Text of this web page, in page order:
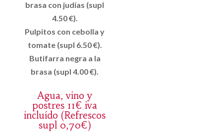
brasa con judías (supl
4.50 €).
Pulpitos con cebolla y
tomate (supl 6.50 €).
Butifarra negra a la
brasa (supl 4.00 €).
Agua, vino y
postres 11€ iva
incluído (Refrescos
supl 0,70€)